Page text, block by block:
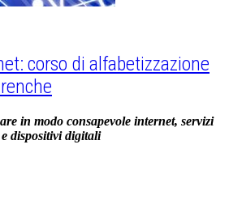
corso di alfabetizzazione
in modo consapevole internet, servizi
dispositivi digitali